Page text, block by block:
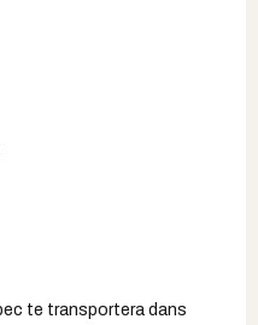
te transportera dans